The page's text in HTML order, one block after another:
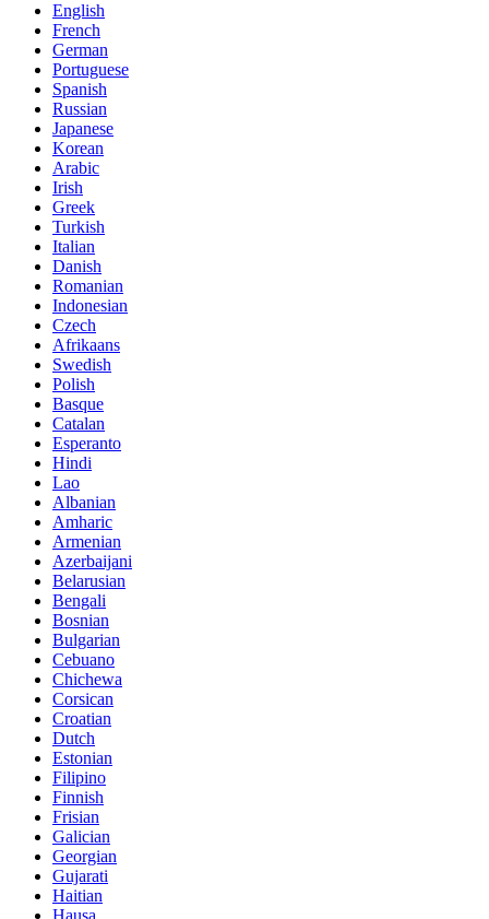
English
French
German
Portuguese
Spanish
Russian
Japanese
Korean
Arabic
Irish
Greek
Turkish
Italian
Danish
Romanian
Indonesian
Czech
Afrikaans
Swedish
Polish
Basque
Catalan
Esperanto
Hindi
Lao
Albanian
Amharic
Armenian
Azerbaijani
Belarusian
Bengali
Bosnian
Bulgarian
Cebuano
Chichewa
Corsican
Croatian
Dutch
Estonian
Filipino
Finnish
Frisian
Galician
Georgian
Gujarati
Haitian